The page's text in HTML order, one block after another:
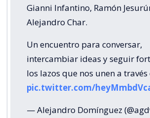
Gianni Infantino, Ramón
Alejandro Char.
Un encuentro para conversar,
intercambiar ideas y seguir
los lazos que nos unen a
pic.twitter.com/
— Alejandro Domínguez